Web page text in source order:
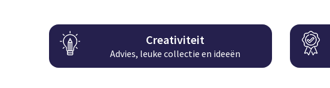
Creativiteit
Advies, leuke collectie en ideeën